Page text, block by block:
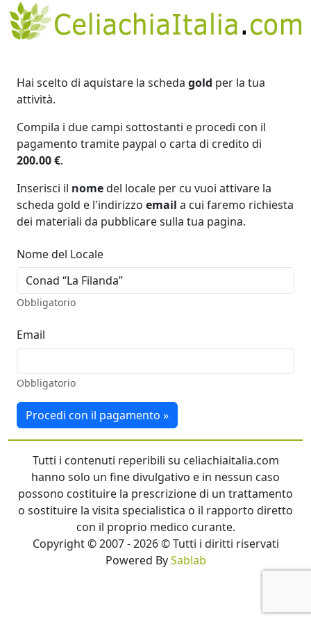
Hai scelto di aquistare la scheda gold per la tua
attività.
Compila i due campi sottostanti e procedi con il
pagamento tramite paypal o carta di credito di
200.00 €.
Inserisci il nomedel locale per cu vuoi attivare la
scheda gold e l'indirizzo email a cui faremo richiesta
dei materiali da pubblicare sulla tua pagina.
Nome del Locale
Obbligatorio
Email
Obbligatorio
Procedi con il pagamento »
Tutti i contenuti reperibili su celiachiaitalia.com
hanno solo un fine divulgativo e in nessun caso
possono costituire la prescrizione di un trattamento
o sostituire la visita specialistica o il rapporto diretto
con il proprio medico curante.
Copyright © 2007 - 2026 © Tutti i diritti riservati
Powered BySablab